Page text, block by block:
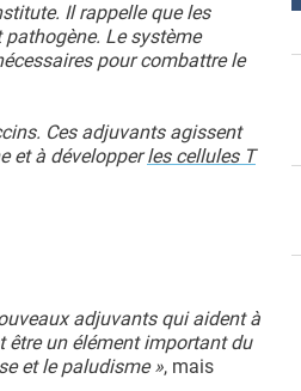
Il rappelle que les
Le système
pour combattre le
Ces adjuvants agissent
et à développerles cellules T
adjuvants qui aident à
un élément important du
et le paludisme », mais